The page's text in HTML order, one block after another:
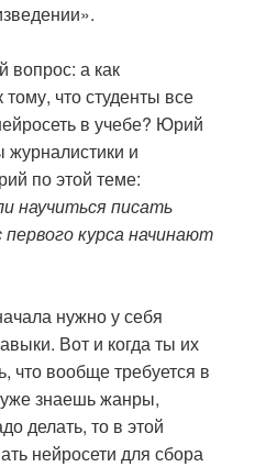
вопрос: а как
что студенты все
в учебе? Юрий
и
по этой теме:
научиться писать
курса начинают
нужно у себя
Вот и когда ты их
вообще требуется в
знаешь жанры,
делать, то в этой
нейросети для сбора